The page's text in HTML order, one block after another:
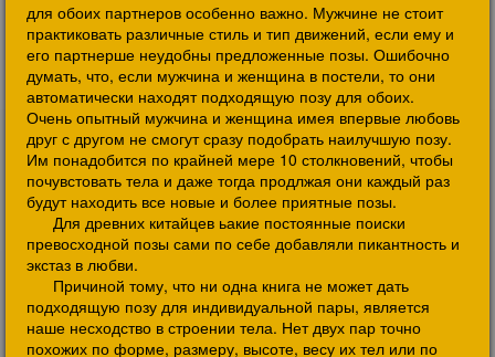
для обоих партнеров особенно важно. Мужчине не стоит
практиковать различные стиль и тип движений, если ему и
его партнерше неудобны предложенные позы. Ошибочно
думать, что, если мужчина и женщина в постели, то они
автоматически находят подходящую позу для обоих.
Очень опытный мужчина и женщина имея впервые любовь
друг с другом не смогут сразу подобрать наилучшую позу.
Им понадобится по крайней мере 10 столкновений, чтобы
почувстовать тела и даже тогда продлжая они каждый раз
будут находить все новые и более приятные позы.
Для древних китайцев ьакие постоянные поиски
превосходной позы сами по себе добавляли пикантность и
экстаз в любви.
Причиной тому, что ни одна книга не может дать
подходящую позу для индивидуальной пары, является
наше несходство в строении тела. Нет двух пар точно
похожих по форме, размеру, высоте, весу их тел или по